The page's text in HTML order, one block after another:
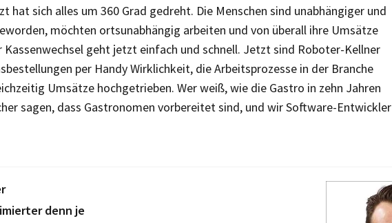
hat sich alles um 360 Grad gedreht. Die Menschen sind unabhängiger und
möchten ortsunabhängig arbeiten und von überall ihre Umsätze
Kassenwechsel geht jetzt einfach und schnell. Jetzt sind Roboter-Kellner
per Handy Wirklichkeit, die Arbeitsprozesse in der Branche
Umsätze hochgetrieben. Wer weiß, wie die Gastro in zehn Jahren
sagen, dass Gastronomen vorbereitet sind, und wir Software-Entwickler
denn je